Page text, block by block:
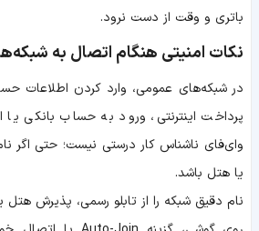
باتری و وقت از دست نرود.
نکات امنیتی هنگام اتصال به
در شبکه‌های عمومی، وارد کردن اطلاعات
پرداخت اینترنتی، ورود به حساب بانکی یا
وای‌فای ناشناس کار درستی نیست؛ حتی اگر
یا هتل باشد.
نام دقیق شبکه را از تابلو رسمی، پذیرش هتل